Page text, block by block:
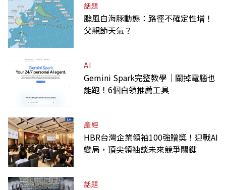
話題
颱風白海豚動態：路徑不確定性增！
父親節天氣？
AI
Gemini Spark完整教學｜關掉電腦也
能跑！6個白領推薦工具
產經
HBR台灣企業領袖100強贈獎！迎戰AI
變局，頂尖領袖談未來競爭關鍵
話題